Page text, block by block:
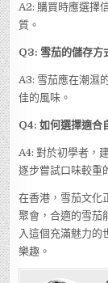
A2: 購買時應選擇
質。
Q3: 雪茄的儲存方
A3: 雪茄應在潮濕
佳的風味。
Q4: 如何選擇適合
A4: 對於初學者，
逐步嘗試口味較重
在香港，雪茄文化
聚會，合適的雪茄
入這個充滿魅力的
樂趣。